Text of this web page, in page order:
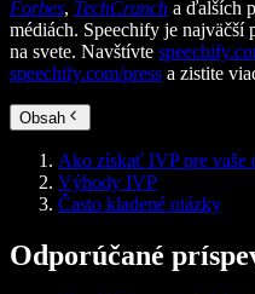
Forbes, TechCrunch a ďalších
médiách. Speechify je
na svete. Navštívte
speechify.com/press a zistite
Obsah
Ako získať IVP pre vaše
Výhody IVP
Často kladené otázky
Odporúčané